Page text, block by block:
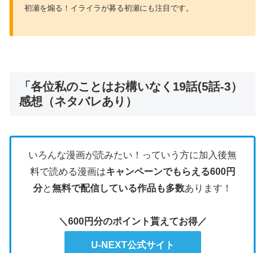
初瀬を煽る！イライラが募る初瀬にも注目です。
「各位私のことはお構いなく19話(5話-3）
感想（ネタバレあり）
いろんな漫画が読みたい！っていう方に加入後無
料で読める漫画はキャンペーンでもらえる600円
分と無料で配信している作品も多数あります！
＼600円分のポイント貰えてお得／
U-NEXT公式サイト